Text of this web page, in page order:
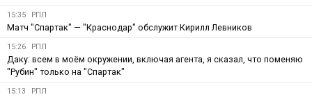
15:35 РПЛ
Матч "Спартак" — "Краснодар" обслужит Кирилл Левников
15:26 РПЛ
Даку: всем в моём окружении, включая агента, я сказал, что поменяю
"Рубин" только на "Спартак"
15:13 РПЛ